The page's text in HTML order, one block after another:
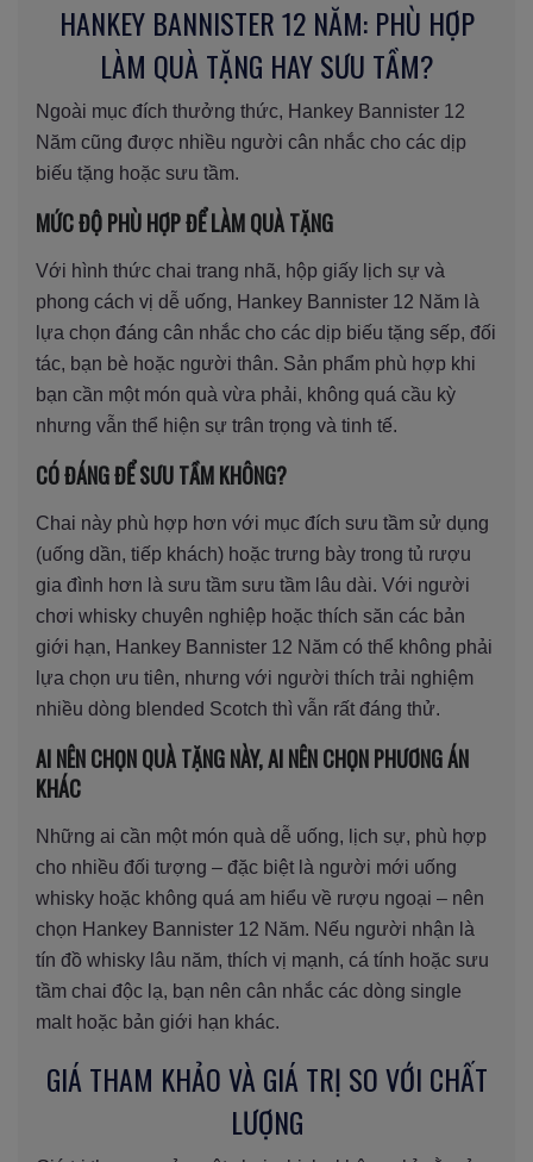
HANKEY BANNISTER 12 NĂM: PHÙ HỢP
LÀM QUÀ TẶNG HAY SƯU TẦM?
Ngoài mục đích thưởng thức, Hankey Bannister 12
Năm cũng được nhiều người cân nhắc cho các dịp
biếu tặng hoặc sưu tầm.
MỨC ĐỘ PHÙ HỢP ĐỂ LÀM QUÀ TẶNG
Với hình thức chai trang nhã, hộp giấy lịch sự và
phong cách vị dễ uống, Hankey Bannister 12 Năm là
lựa chọn đáng cân nhắc cho các dịp biếu tặng sếp, đối
tác, bạn bè hoặc người thân. Sản phẩm phù hợp khi
bạn cần một món quà vừa phải, không quá cầu kỳ
nhưng vẫn thể hiện sự trân trọng và tinh tế.
CÓ ĐÁNG ĐỂ SƯU TẦM KHÔNG?
Chai này phù hợp hơn với mục đích sưu tầm sử dụng
(uống dần, tiếp khách) hoặc trưng bày trong tủ rượu
gia đình hơn là sưu tầm sưu tầm lâu dài. Với người
chơi whisky chuyên nghiệp hoặc thích săn các bản
giới hạn, Hankey Bannister 12 Năm có thể không phải
lựa chọn ưu tiên, nhưng với người thích trải nghiệm
nhiều dòng blended Scotch thì vẫn rất đáng thử.
AI NÊN CHỌN QUÀ TẶNG NÀY, AI NÊN CHỌN PHƯƠNG ÁN
KHÁC
Những ai cần một món quà dễ uống, lịch sự, phù hợp
cho nhiều đối tượng – đặc biệt là người mới uống
whisky hoặc không quá am hiểu về rượu ngoại – nên
chọn Hankey Bannister 12 Năm. Nếu người nhận là
tín đồ whisky lâu năm, thích vị mạnh, cá tính hoặc sưu
tầm chai độc lạ, bạn nên cân nhắc các dòng single
malt hoặc bản giới hạn khác.
GIÁ THAM KHẢO VÀ GIÁ TRỊ SO VỚI CHẤT
LƯỢNG